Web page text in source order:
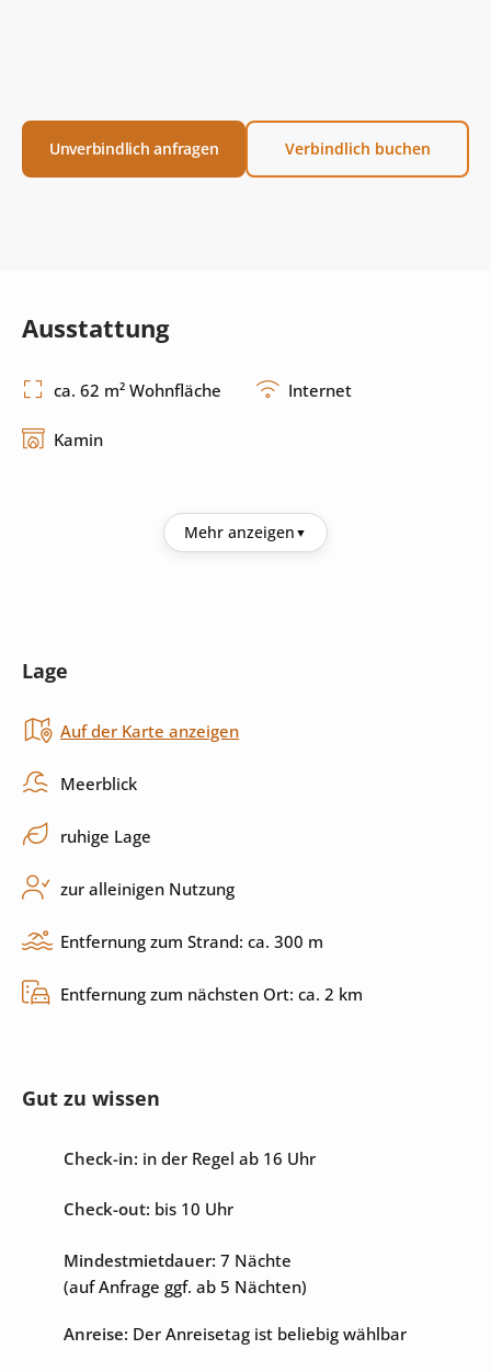
Unverbindlich anfragen Verbindlich buchen
Ausstattung
ca. 62 m² Wohnfläche Internet
Kamin
Außenbereich
Sonnenliegen
Garten
Terrasse
Mehr anzeigen
Lage
Auf der Karte anzeigen
Meerblick
ruhige Lage
zur alleinigen Nutzung
Entfernung zum Strand: ca. 300 m
Entfernung zum nächsten Ort: ca. 2 km
Gut zu wissen
Check-in: in der Regel ab 16 Uhr
Check-out: bis 10 Uhr
Mindestmietdauer: 7 Nächte
(auf Anfrage ggf. ab 5 Nächten)
Anreise: Der Anreisetag ist beliebig wählbar